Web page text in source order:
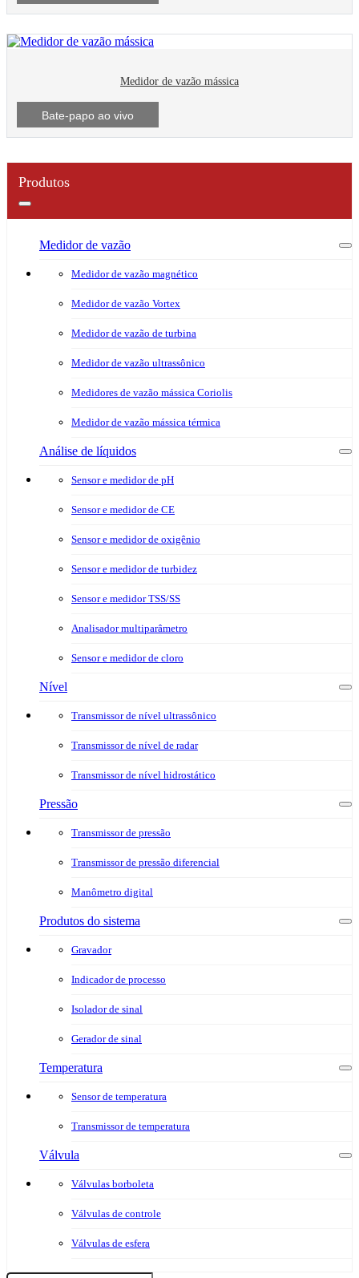
Medidor de vazão mássica
Bate-papo ao vivo
Produtos
Medidor de vazão
Medidor de vazão magnético
Medidor de vazão Vortex
Medidor de vazão de turbina
Medidor de vazão ultrassônico
Medidores de vazão mássica Coriolis
Medidor de vazão mássica térmica
Análise de líquidos
Sensor e medidor de pH
Sensor e medidor de CE
Sensor e medidor de oxigênio
Sensor e medidor de turbidez
Sensor e medidor TSS/SS
Analisador multiparâmetro
Sensor e medidor de cloro
Nível
Transmissor de nível ultrassônico
Transmissor de nível de radar
Transmissor de nível hidrostático
Pressão
Transmissor de pressão
Transmissor de pressão diferencial
Manômetro digital
Produtos do sistema
Gravador
Indicador de processo
Isolador de sinal
Gerador de sinal
Temperatura
Sensor de temperatura
Transmissor de temperatura
Válvula
Válvulas borboleta
Válvulas de controle
Válvulas de esfera